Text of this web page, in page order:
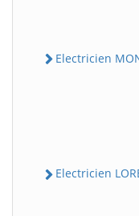
Electricien
Electricien